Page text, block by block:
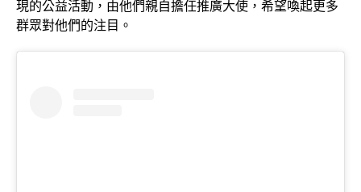
現的公益活動，由他們親自擔任推廣大使，希望喚起更多
群眾對他們的注目。